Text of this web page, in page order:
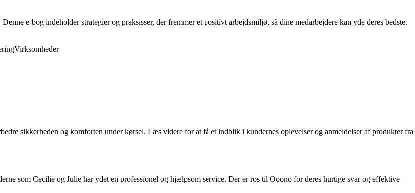
e-bog indeholder strategier og praksisser, der fremmer et positivt arbejdsmiljø, så dine medarbejdere kan yde deres bedste.
Virksomheder
sikkerheden og komforten under kørsel. Læs videre for at få et indblik i kundernes oplevelser og anmeldelser af produkter fra
som Cecilie og Julie har ydet en professionel og hjælpsom service. Der er ros til Ooono for deres hurtige svar og effektive